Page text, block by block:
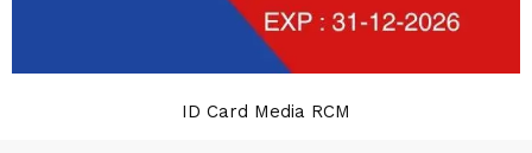
ID Card Media RCM